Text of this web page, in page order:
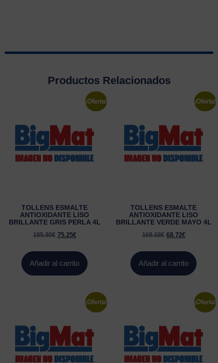
Productos Relacionados
¡Oferta!
TOLLENS ESMALTE
ANTIOXIDANTE LISO
BRILLANTE GRIS PERLA 4L
185.80€ 75.25€
Añadir al carrito
¡Oferta!
TOLLENS ESMALTE
ANTIOXIDANTE LISO
BRILLANTE VERDE MAYO 4L
169.68€ 68.72€
Añadir al carrito
¡Oferta! ¡Oferta!